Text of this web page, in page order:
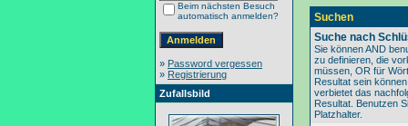
Beim nächsten Besuch
automatisch anmelden?
» Password vergessen
» Registrierung
Zufallsbild
Suchen
Suche nach
Sie können AND
zu definieren, die
müssen, OR für
Resultat sein
verbietet das
Resultat. Benutzen
Platzhalter.